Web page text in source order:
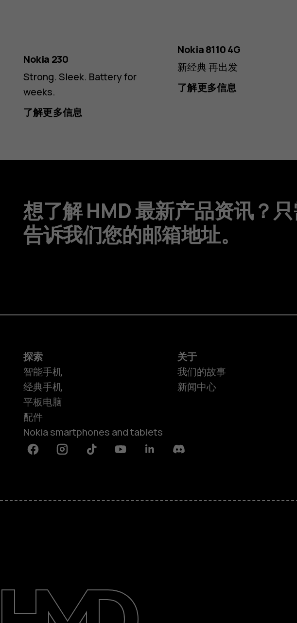
Mainland China
Silver
Nokia 230
Strong. Sleek. Battery for
weeks.
了解更多信息
Nokia 8110 4G
新经典 再出发
了解更多信息
想了解 HMD 最新产品资讯？
告诉我们您的邮箱地址。
探索
智能手机
经典手机
平板电脑
配件
Nokia smartphones and tablets
关于
我们的故事
新闻中心
FacebookInstagramTiktok YoutubeLinkedinDiscord